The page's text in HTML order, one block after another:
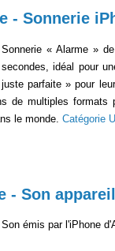
- Sonnerie
Sonnerie « Alarme »
secondes, idéal pour
juste parfaite » pour
de multiples formats
le monde. Catégorie
- Son
Son émis par l'iPhone